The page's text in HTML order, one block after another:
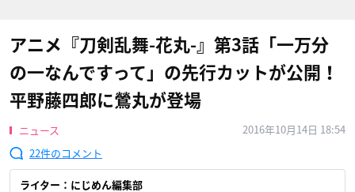
アニメ『刀剣乱舞-花丸-』第3話「一万分
の一なんですって」の先行カットが公開！
平野藤四郎に鶯丸が登場
ニュース
2016年10月14日 18:54
22
ライター：にじめん編集部